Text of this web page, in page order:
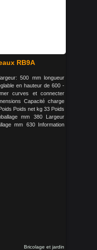
RB9A
500 mm longueur
en hauteur de 600 -
curves et connecter
Capacité charge
Poids net kg 33 Poids
mm 380 Largeur
mm 630 Information
Bricolage et jardin